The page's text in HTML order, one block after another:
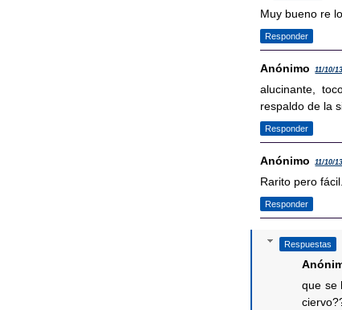
Muy bueno re
Responder
Anónimo 11/10/
alucinante,
respaldo de la
Responder
Anónimo 11/10/
Rarito pero
Responder
Respuestas
que se